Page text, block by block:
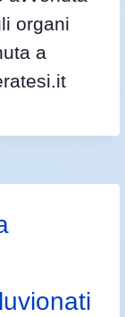
organi
a